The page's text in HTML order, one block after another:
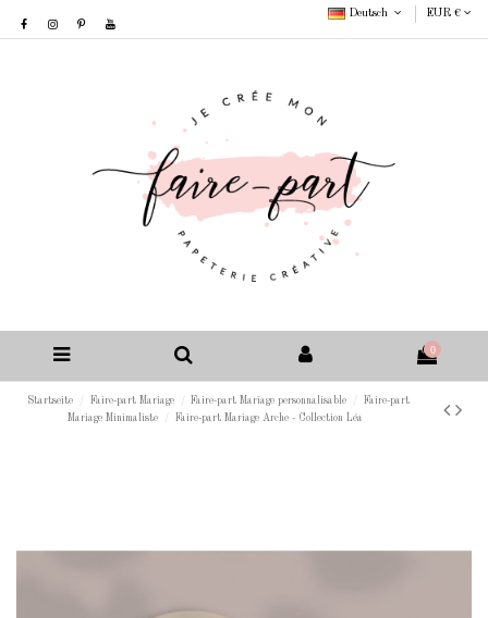
Deutsch EUR €
0
Startseite Faire-part Mariage Faire-part Mariage personnalisable
Faire-part
Mariage Minimaliste
Faire-part Mariage Arche - Collection Léa